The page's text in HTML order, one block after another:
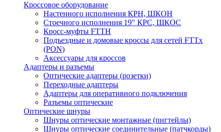
Кроссовое оборудование
Настенного исполнения КРН, ШКОН
Стоечного исполнения 19" КРС, ШКОС
Кросс-муфты FTTH
Подъездные и домовые кроссы для сетей FTTx
(PON)
Аксессуары для кроссов
Адаптеры и разъемы
Оптические адаптеры (розетки)
Переходные адаптеры
Адаптеры для оперативного подключения
Разъемы оптические
Оптические шнуры
Шнуры оптические монтажные (пигтейлы)
Шнуры оптические соединительные (патчкорды)